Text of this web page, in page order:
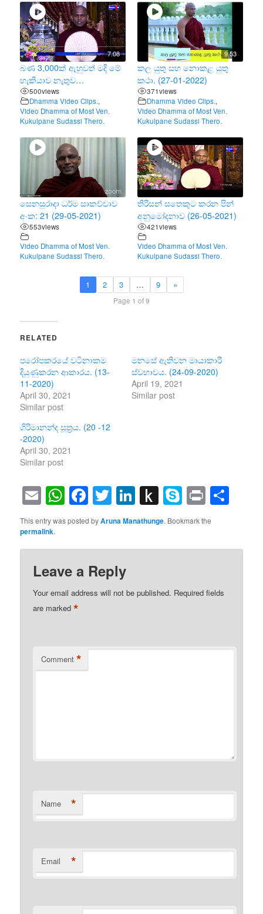
7.08
බණ 3,000ක් ඇහුවත් මදි මේ
හැකියාව නැතුව…
500views
Dhamma Video Clips.,
Video Dhamma of Most Ven.
Kukulpane Sudassi Thero.
9.53
කල යුතු සහ නොකළ යුතු
කථා. (27-01-2022)
371views
Dhamma Video Clips.,
Video Dhamma of Most Ven.
Kukulpane Sudassi Thero.
සෙනසුරාදා ධර්ම සාකච්චාව
අංක: 21 (29-05-2021)
553views
Video Dhamma of Most Ven.
Kukulpane Sudassi Thero.
තිරිසන් සතෙකුට කරන පින්
අනුමෝදනාව (26-05-2021)
421views
Video Dhamma of Most Ven.
Kukulpane Sudassi Thero.
1 2 3 … 9 »
Page 1 of 9
RELATED
පරෝපකරයේ වටිනාකම
දියුණුකරන ආකාරය. (13-
11-2020)
April 30, 2021
Similar post
මනසේ ඇතිවන මායාකාරී
ස්වභාවය. (24-09-2020)
April 19, 2021
Similar post
ගිරිමානන්ද සූත්‍රය. (20 -12
-2020)
April 30, 2021
Similar post
EmailWhatsApp
Facebook
Twitter
LinkedIn
Push
to
Kindle
Skype
Print
This entry was posted byAruna Manathunge. Bookmark the
permalink.
Leave a Reply
Your email address will not be published. Required fields
are marked*
Comment *
Name *
Email *